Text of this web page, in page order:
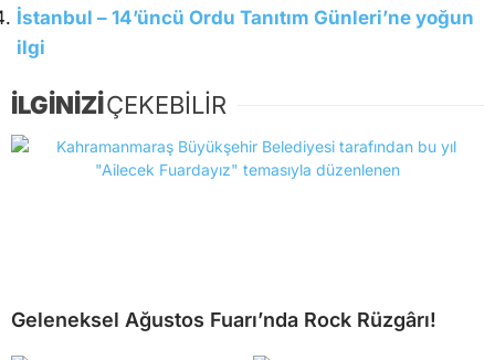
İstanbul – 14’üncü Ordu Tanıtım Günleri’ne yoğun
ilgi
İLGİNİZİÇEKEBİLİR
Geleneksel Ağustos Fuarı’nda Rock Rüzgârı!